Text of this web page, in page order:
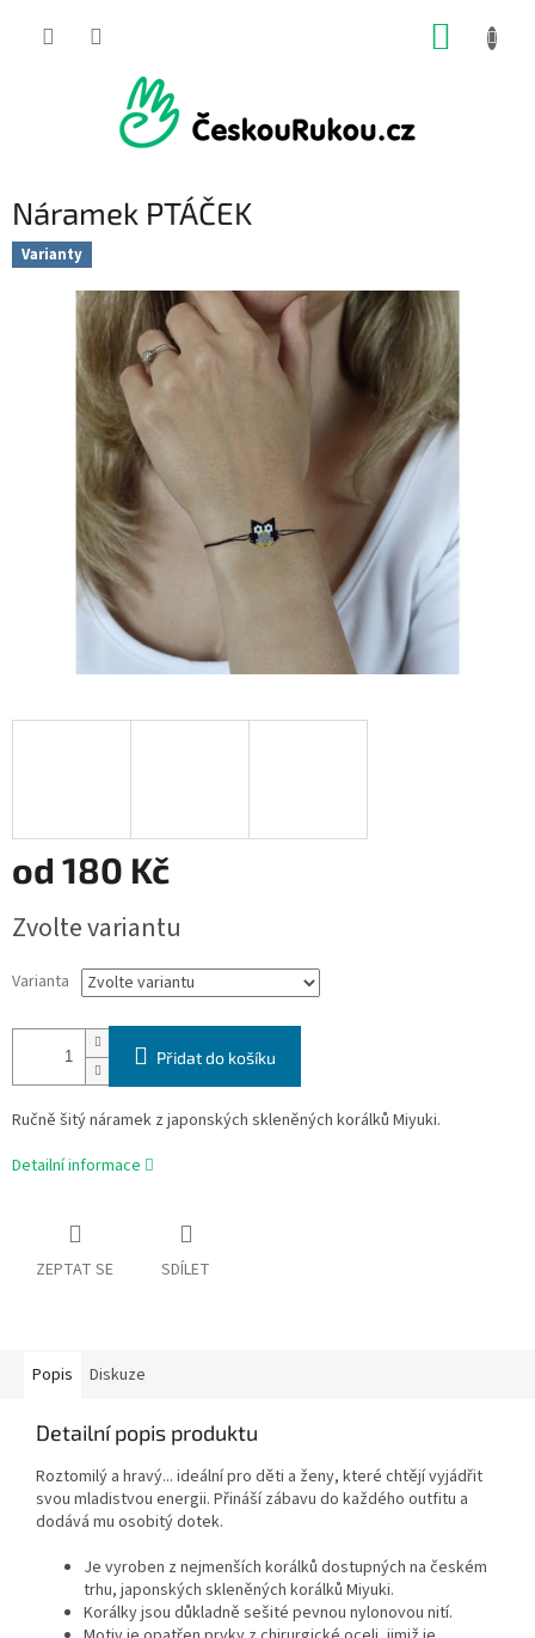
Náramek PTÁČEK
Varianty
od 180 Kč
cena:
Zvolte variantu
Varianta
Přidat do košíku
Ručně šitý náramek z japonských skleněných korálků Miyuki.
Detailní informace
ZEPTAT SE SDÍLET
Popis Diskuze
Detailní popis produktu
Roztomilý a hravý... ideální pro děti a ženy, které chtějí vyjádřit
svou mladistvou energii. Přináší zábavu do každého outfitu a
dodává mu osobitý dotek.
Je vyroben z nejmenších korálků dostupných na českém
trhu, japonských skleněných korálků Miyuki.
Korálky jsou důkladně sešité pevnou nylonovou nití.